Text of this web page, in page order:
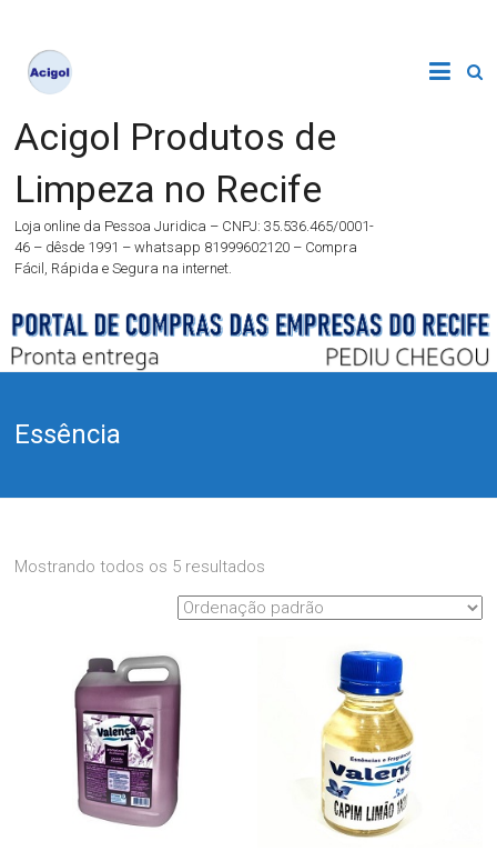
Acigol Produtos de
Limpeza no Recife
Loja online da Pessoa Juridica – CNPJ: 35.536.465/0001-
46 – dêsde 1991 – whatsapp 81999602120 – Compra
Fácil, Rápida e Segura na internet.
Essência
Mostrando todos os 5 resultados